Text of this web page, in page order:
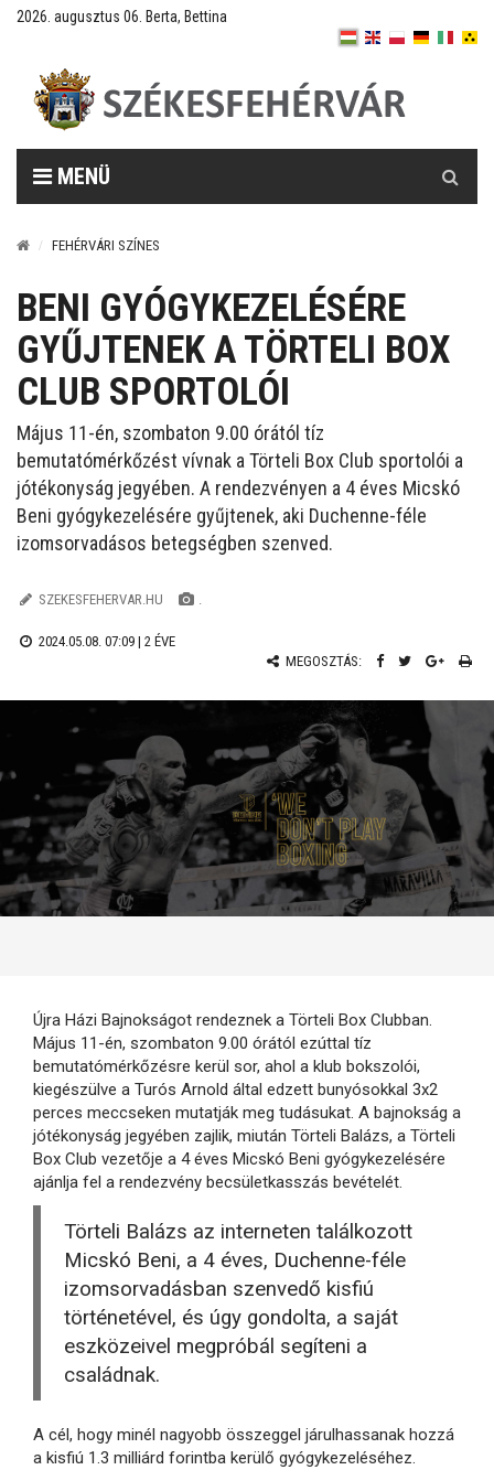
2026. augusztus 06. Berta, Bettina
MENÜ
FEHÉRVÁRI SZÍNES
BENI GYÓGYKEZELÉSÉRE
GYŰJTENEK A TÖRTELI BOX
CLUB SPORTOLÓI
Május 11-én, szombaton 9.00 órától tíz
bemutatómérkőzést vívnak a Törteli Box Club sportolói a
jótékonyság jegyében. A rendezvényen a 4 éves Micskó
Beni gyógykezelésére gyűjtenek, aki Duchenne-féle
izomsorvadásos betegségben szenved.
SZEKESFEHERVAR.HU .
2024.05.08. 07:09 | 2 ÉVE
MEGOSZTÁS:
Újra Házi Bajnokságot rendeznek a Törteli Box Clubban.
Május 11-én, szombaton 9.00 órától ezúttal tíz
bemutatómérkőzésre kerül sor, ahol a klub bokszolói,
kiegészülve a Turós Arnold által edzett bunyósokkal 3x2
perces meccseken mutatják meg tudásukat. A bajnokság a
jótékonyság jegyében zajlik, miután Törteli Balázs, a Törteli
Box Club vezetője a 4 éves Micskó Beni gyógykezelésére
ajánlja fel a rendezvény becsületkasszás bevételét.
Törteli Balázs az interneten találkozott
Micskó Beni, a 4 éves, Duchenne-féle
izomsorvadásban szenvedő kisfiú
történetével, és úgy gondolta, a saját
eszközeivel megpróbál segíteni a
családnak.
A cél, hogy minél nagyobb összeggel járulhassanak hozzá
a kisfiú 1.3 milliárd forintba kerülő gyógykezeléséhez.